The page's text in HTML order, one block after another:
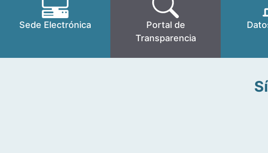
Sede Electrónica
Portal de
Transparencia